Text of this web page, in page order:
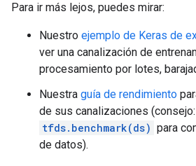
Para ir más lejos, puedes mirar:
Nuestro ejemplo de Keras de
ver una canalización de
procesamiento por lotes,
Nuestra guía de rendimiento
de sus canalizaciones
tfds.benchmark(ds) para
de datos).